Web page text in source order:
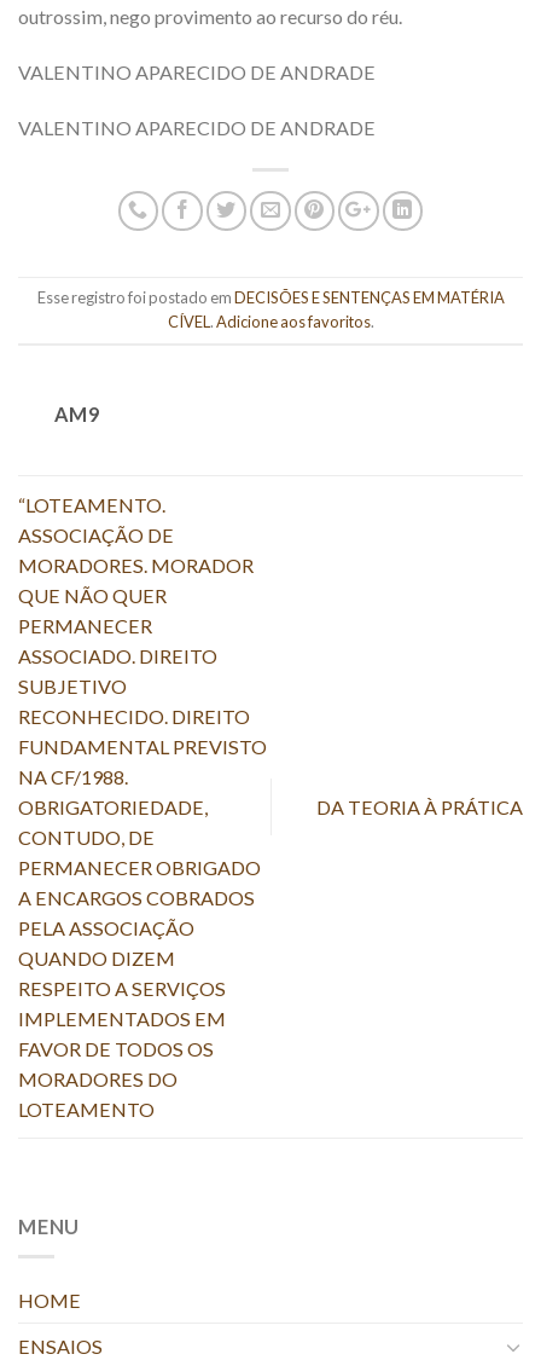
outrossim, nego provimento ao recurso do réu.
VALENTINO APARECIDO DE ANDRADE
VALENTINO APARECIDO DE ANDRADE
Esse registro foi postado emDECISÕES E SENTENÇAS EM MATÉRIA
CÍVEL.Adicione aos favoritos.
AM9
“LOTEAMENTO.
ASSOCIAÇÃO DE
MORADORES. MORADOR
QUE NÃO QUER
PERMANECER
ASSOCIADO. DIREITO
SUBJETIVO
RECONHECIDO. DIREITO
FUNDAMENTAL PREVISTO
NA CF/1988.
OBRIGATORIEDADE,
CONTUDO, DE
PERMANECER OBRIGADO
A ENCARGOS COBRADOS
PELA ASSOCIAÇÃO
QUANDO DIZEM
RESPEITO A SERVIÇOS
IMPLEMENTADOS EM
FAVOR DE TODOS OS
MORADORES DO
LOTEAMENTO
DA TEORIA À PRÁTICA
MENU
HOME
ENSAIOS